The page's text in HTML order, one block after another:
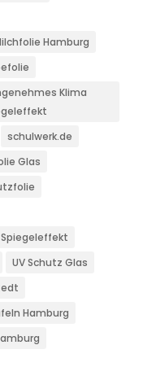
Hamburg
Klima
schulwerk.de
Glas
Spiegeleffekt
UV Schutz Glas
Hamburg